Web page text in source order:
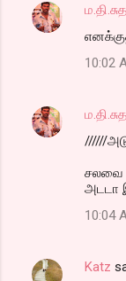
C
e
10:02
//////
சலவை
அடடா
10:04
Katz